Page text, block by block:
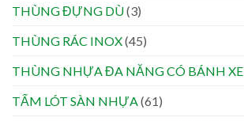
THÙNG ĐỰNG DÙ(3)
THÙNG RÁC INOX(45)
THÙNG NHỰA ĐA NĂNG CÓ BÁNH XE
TẤM LÓT SÀN NHỰA(61)